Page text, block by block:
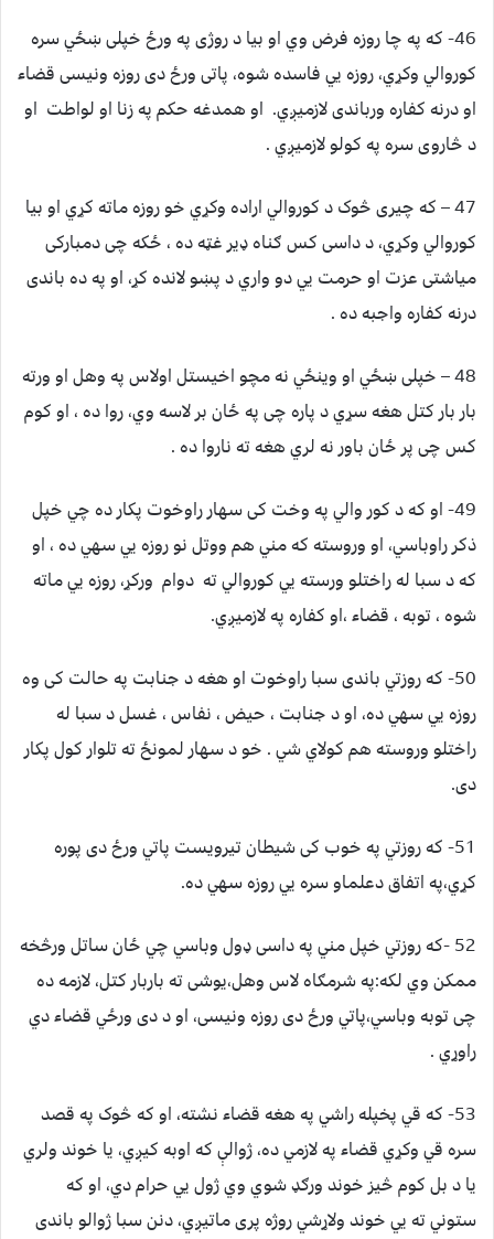
46- که په چا روزه فرض وي او بيا د روژی په ورځ خپلی ښځي سره
کوروالي وکړي، روزه يي فاسده شوه، پاتی ورځ دی روزه ونيسی قضاء
او درنه کفاره ورباندی لازميږي. او همدغه حکم په زنا او لواطت او
د څاروی سره په کولو لازميږي .
47 – که چيری څوک د کوروالي اراده وکړي خو روزه ماته کړي او بيا
کوروالي وکړي، د داسی کس ګناه ډير غټه ده ، ځکه چی دمبارکی
مياشتی عزت او حرمت يي دو واري د پښو لانده کړ، او په ده باندی
درنه کفاره واجبه ده .
48 – خپلی ښځي او وينځي نه مچو اخيستل اولاس په وهل او ورته
بار بار کتل هغه سړي د پاره چی په ځان بر لاسه وي، روا ده ، او کوم
کس چی پر ځان باور نه لري هغه ته ناروا ده .
49- او که د کور والي په وخت کی سهار راوخوت پکار ده چي خپل
ذکر راوباسي، او وروسته که مني هم ووتل نو روزه يي سهي ده ، او
که د سبا له راختلو ورسته يي کوروالي ته دوام ورکړ، روزه يي ماته
شوه ، توبه ، قضاء ،او کفاره په لازميږي.
50- که روزتي باندی سبا راوخوت او هغه د جنابت په حالت کی وه
روزه يي سهي ده، او د جنابت ، حيض ، نفاس ، غسل د سبا له
راختلو وروسته هم کولاي شي . خو د سهار لمونځ ته تلوار کول پکار
دی.
51- که روزتي په خوب کی شيطان تيرويست پاتي ورځ دی پوره
کړي،په اتفاق دعلماو سره يي روزه سهي ده.
52 -که روزتي خپل مني په داسی ډول وباسي چي ځان ساتل ورڅخه
ممکن وي لکه:په شرمګاه لاس وهل،يوشی ته باربار کتل، لازمه ده
چی توبه وباسي،پاتي ورځ دی روزه ونيسی، او د دی ورځي قضاء دي
راوړي .
53- که قي پخپله راشي په هغه قضاء نشته، او که څوک په قصد
سره قي وکړي قضاء په لازمي ده، ژوالې که اوبه کيږي، يا خوند ولري
يا د بل کوم څيز خوند ورګډ شوي وي ژول يي حرام دي، او که
ستوني ته يي خوند ولاړشي روژه پری ماتيږي، دنن سبا ژوالو باندی